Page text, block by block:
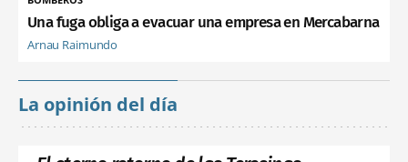
Una fuga obliga a evacuar una empresa en Mercabarna
Arnau Raimundo
La opinión del día